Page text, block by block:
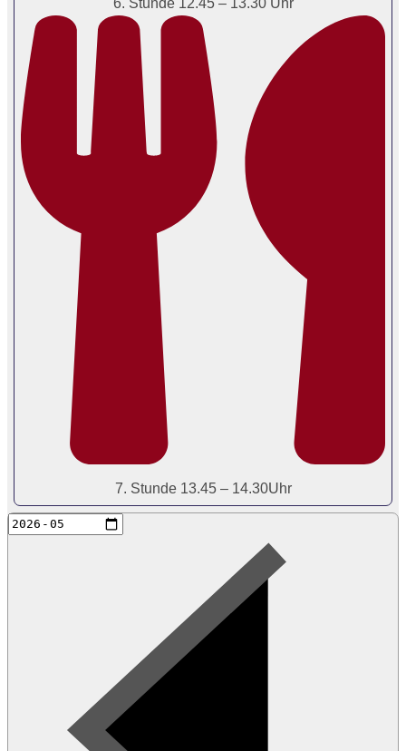
6. Stunde 12.45 – 13.30 Uhr
7. Stunde 13.45 – 14.30Uhr